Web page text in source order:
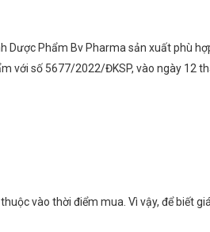
Dược Phẩm Bv Pharma sản xuất phù
với số 5677/2022/ĐKSP, vào ngày 12
vào thời điểm mua. Vì vậy, để biết